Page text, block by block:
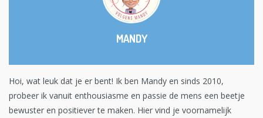
MANDY
Hoi, wat leuk dat je er bent! Ik ben Mandy en sinds 2010,
probeer ik vanuit enthousiasme en passie de mens een beetje
bewuster en positiever te maken. Hier vind je voornamelijk